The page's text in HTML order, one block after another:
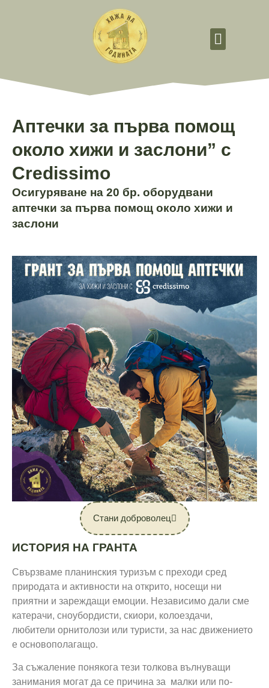
Аптечки за първа помощ
около хижи и заслони” с
Credissimo
Осигуряване на 20 бр. оборудвани
аптечки за първа помощ около хижи и
заслони
ИСТОРИЯ НА ГРАНТА
Свързваме планинския туризъм с преходи сред
природата и активности на открито, носещи ни
приятни и зареждащи емоции. Независимо дали сме
катерачи, сноубордисти, скиори, колоездачи,
любители орнитолози или туристи, за нас движението
е основополагащо.
За съжаление понякога тези толкова вълнуващи
занимания могат да се причина за малки или по-
Стани доброволец